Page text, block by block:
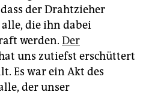
der Drahtzieher
alle, die ihn dabei
werden. Der
uns zutiefst erschüttert
Es war ein Akt des
der unser